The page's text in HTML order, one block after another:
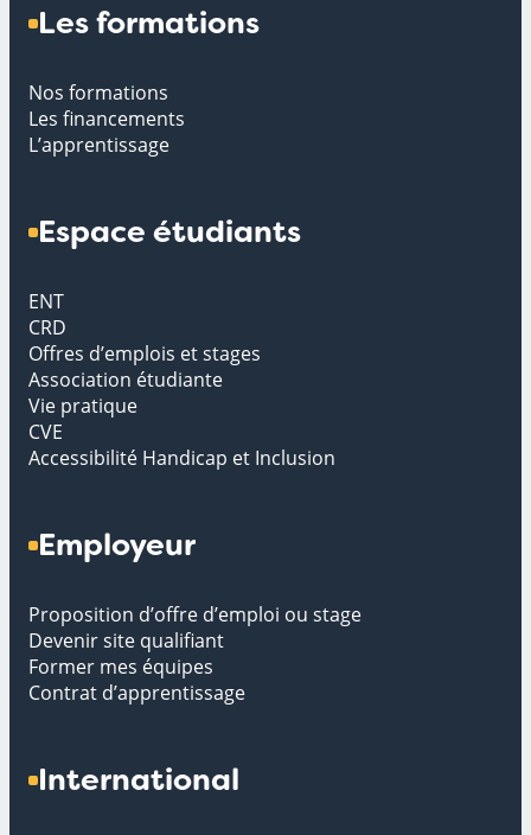
Les formations
Nos formations
Les financements
L’apprentissage
Espace étudiants
ENT
CRD
Offres d’emplois et stages
Association étudiante
Vie pratique
CVE
Accessibilité Handicap et Inclusion
Employeur
Proposition d’offre d’emploi ou stage
Devenir site qualifiant
Former mes équipes
Contrat d’apprentissage
International